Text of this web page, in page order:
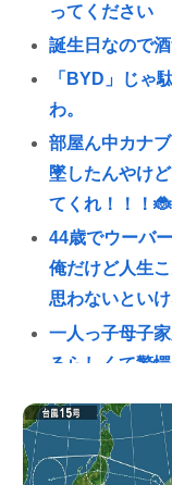
ってください
誕生日なので
「BYD」じゃ
わ。
部屋ん中カナ
墜したんやけ
てくれ！！！🐞
44歳でウーバ
俺だけど人生
思わないとい
一人っ子母子
るらしくて驚愕
【動画】女子
ズッズッ…ズ